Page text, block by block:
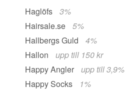
Haglöfs
3%
Hairsale.se
5%
Hallbergs Guld
4%
Hallon
upp till 150 kr
Happy Angler
upp till 3,9%
Happy Socks
1%